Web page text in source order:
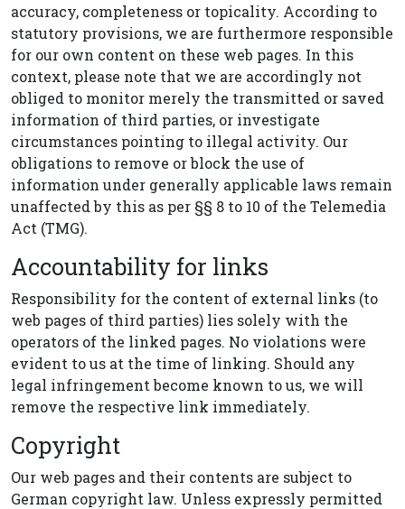
accuracy, completeness or topicality. According to
statutory provisions, we are furthermore responsible
for our own content on these web pages. In this
context, please note that we are accordingly not
obliged to monitor merely the transmitted or saved
information of third parties, or investigate
circumstances pointing to illegal activity. Our
obligations to remove or block the use of
information under generally applicable laws remain
unaffected by this as per §§ 8 to 10 of the Telemedia
Act (TMG).
Accountability for links
Responsibility for the content of external links (to
web pages of third parties) lies solely with the
operators of the linked pages. No violations were
evident to us at the time of linking. Should any
legal infringement become known to us, we will
remove the respective link immediately.
Copyright
Our web pages and their contents are subject to
German copyright law. Unless expressly permitted